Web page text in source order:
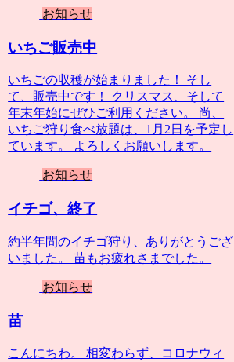
お知らせ
いちご販売中
いちごの収穫が始まりました！ そし
て、販売中です！ クリスマス、そして
年末年始にぜひご利用ください。 尚、
いちご狩り食べ放題は、1月2日を予定し
ています。 よろしくお願いします。
お知らせ
イチゴ、終了
約半年間のイチゴ狩り、ありがとうござ
いました。 苗もお疲れさまでした。
お知らせ
苗
こんにちわ。 相変わらず、コロナウィ